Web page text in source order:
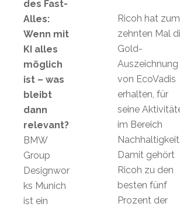
Ricoh hat zum
zehnten Mal
Gold-
Auszeichnung
von EcoVadis
erhalten, für
seine
im Bereich
Damit gehört
Ricoh zu den
besten fünf
Prozent der
des Fast-
Alles:
Wenn mit
KI alles
möglich
ist – was
bleibt
dann
relevant?
BMW
Group
Designwor
ks Munich
ist ein